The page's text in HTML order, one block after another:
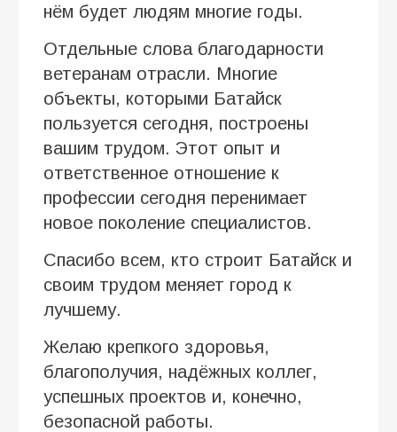
нём будет людям многие годы.
Отдельные слова благодарности
ветеранам отрасли. Многие
объекты, которыми Батайск
пользуется сегодня, построены
вашим трудом. Этот опыт и
ответственное отношение к
профессии сегодня перенимает
новое поколение специалистов.
Спасибо всем, кто строит Батайск и
своим трудом меняет город к
лучшему.
Желаю крепкого здоровья,
благополучия, надёжных коллег,
успешных проектов и, конечно,
безопасной работы.